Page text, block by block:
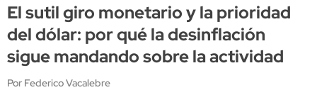
El sutil giro monetario y la prioridad
del dólar: por qué la desinflación
sigue mandando sobre la actividad
Por Federico Vacalebre